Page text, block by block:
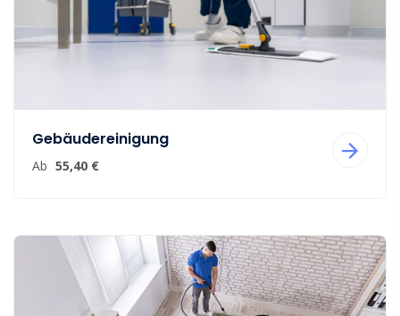
Gebäudereinigung
Ab 55,40 €